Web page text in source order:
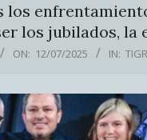
los
los jubilados, la
ON: 12/07/2025 IN: